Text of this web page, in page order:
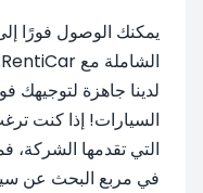
يمكنك الوصول فورًا
لدينا جاهزة لتوجيهك
السيارات! إذا كنت
التي تقدمها الشركة،
في مربع البحث عن